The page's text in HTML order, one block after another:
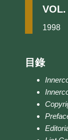
VOL.
1998
目錄